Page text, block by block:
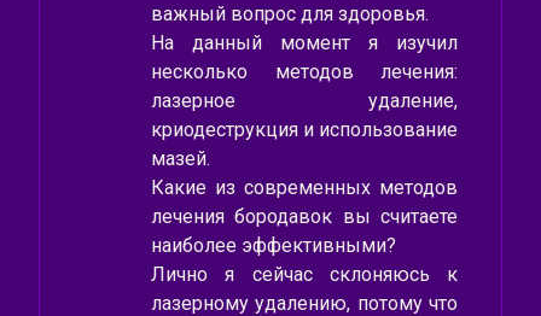
важный вопрос для здоровья.
На данный момент я изучил
несколько методов лечения:
лазерное удаление,
криодеструкция и использование
мазей.
Какие из современных методов
лечения бородавок вы считаете
наиболее эффективными?
Лично я сейчас склоняюсь к
лазерному удалению, потому что